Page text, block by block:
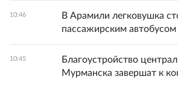
10:46
В Арамили легковушка
пассажирским автобусом
10:45
Благоустройство
Мурманска завершат к